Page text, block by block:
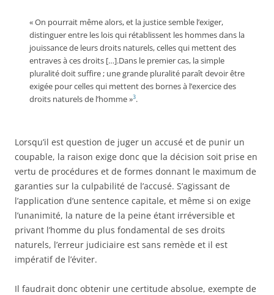
« On pourrait même alors, et la justice semble l’exiger,
distinguer entre les lois qui rétablissent les hommes dans la
jouissance de leurs droits naturels, celles qui mettent des
entraves à ces droits […].Dans le premier cas, la simple
pluralité doit suffire ; une grande pluralité paraît devoir être
exigée pour celles qui mettent des bornes à l’exercice des
droits naturels de l’homme »3.
Lorsqu’il est question de juger un accusé et de punir un
coupable, la raison exige donc que la décision soit prise en
vertu de procédures et de formes donnant le maximum de
garanties sur la culpabilité de l’accusé. S’agissant de
l’application d’une sentence capitale, et même si on exige
l’unanimité, la nature de la peine étant irréversible et
privant l’homme du plus fondamental de ses droits
naturels, l’erreur judiciaire est sans remède et il est
impératif de l’éviter.
Il faudrait donc obtenir une certitude absolue, exempte de